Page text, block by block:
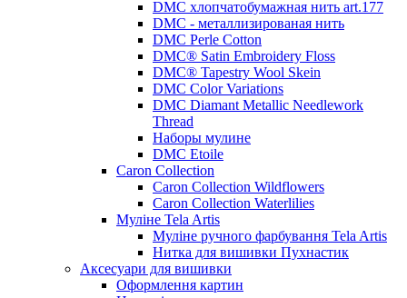
DMC хлопчатобумажная нить art.177
DMC - металлизированая нить
DMC Perle Cotton
DMC® Satin Embroidery Floss
DMC® Tapestry Wool Skein
DMC Color Variations
DMC Diamant Metallic Needlework
Thread
Наборы мулине
DMC Etoile
Caron Collection
Caron Collection Wildflowers
Caron Collection Waterlilies
Муліне Tela Artis
Муліне ручного фарбування Tela Artis
Нитка для вишивки Пухнастик
Аксесуари для вишивки
Оформлення картин